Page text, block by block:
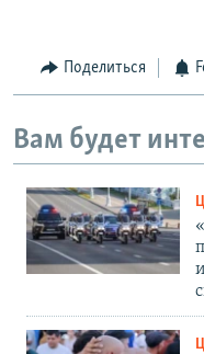
Поделиться
Вам будет